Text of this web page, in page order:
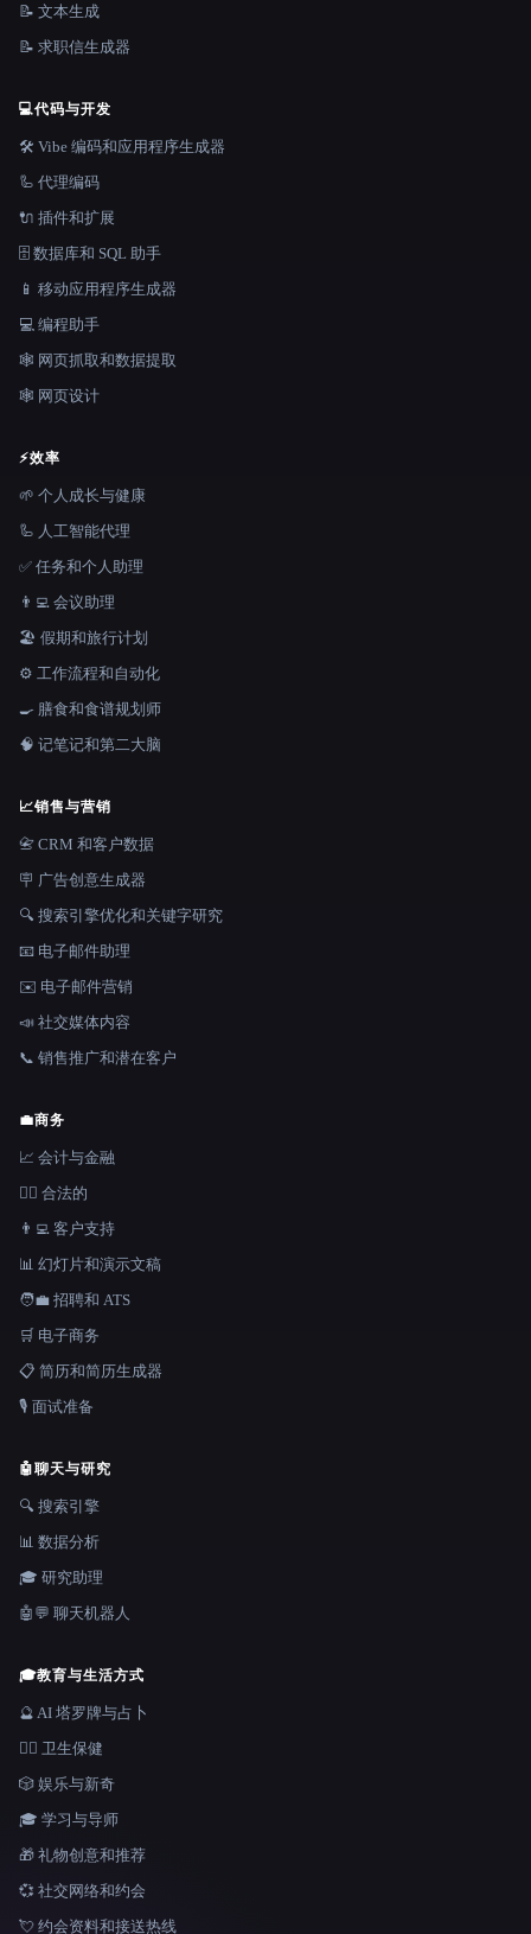
📝 文本生成
📝 求职信生成器
💻代码与开发
🛠️ Vibe 编码和应用程序生成器
🦾 代理编码
🔌 插件和扩展
🗄️ 数据库和 SQL 助手
📱 移动应用程序生成器
💻 编程助手
🕸️ 网页抓取和数据提取
🕸 网页设计
⚡效率
🌱 个人成长与健康
🦾 人工智能代理
✅ 任务和个人助理
👨‍💻 会议助理
🏖 假期和旅行计划
⚙️ 工作流程和自动化
🍳 膳食和食谱规划师
🧠 记笔记和第二大脑
📈销售与营销
📇 CRM 和客户数据
🪧 广告创意生成器
🔍 搜索引擎优化和关键字研究
📧 电子邮件助理
✉️ 电子邮件营销
📣 社交媒体内容
📞 销售推广和潜在客户
💼商务
📈 会计与金融
👩‍⚖️ 合法的
👨‍💻 客户支持
📊 幻灯片和演示文稿
🧑‍💼 招聘和 ATS
🛒 电子商务
📋 简历和简历生成器
🎙️ 面试准备
🤖聊天与研究
🔍 搜索引擎
📊 数据分析
🎓 研究助理
🤖💬 聊天机器人
🎓教育与生活方式
🔮 AI 塔罗牌与占卜
👩‍⚕️ 卫生保健
🎲 娱乐与新奇
🎓 学习与导师
🎁 礼物创意和推荐
💞 社交网络和约会
💘 约会资料和接送热线